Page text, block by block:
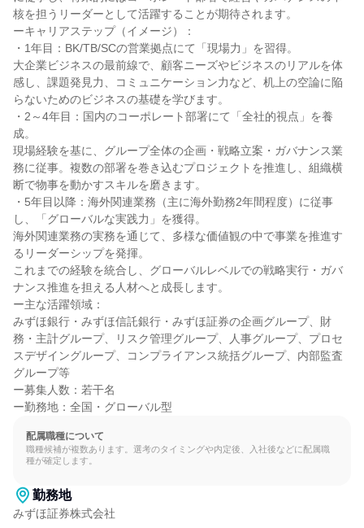
核を担うリーダーとして活躍することが期待されます。
ーキャリアステップ（イメージ）：
・1年目：BK/TB/SCの営業拠点にて「現場力」を習得。
大企業ビジネスの最前線で、顧客ニーズやビジネスのリアルを体
感し、課題発見力、コミュニケーション力など、机上の空論に陥
らないためのビジネスの基礎を学びます。
・2～4年目：国内のコーポレート部署にて「全社的視点」を養
成。
現場経験を基に、グループ全体の企画・戦略立案・ガバナンス業
務に従事。複数の部署を巻き込むプロジェクトを推進し、組織横
断で物事を動かすスキルを磨きます。
・5年目以降：海外関連業務（主に海外勤務2年間程度）に従事
し、「グローバルな実践力」を獲得。
海外関連業務の実務を通じて、多様な価値観の中で事業を推進す
るリーダーシップを発揮。
これまでの経験を統合し、グローバルレベルでの戦略実行・ガバ
ナンス推進を担える人材へと成長します。
ー主な活躍領域：
みずほ銀行・みずほ信託銀行・みずほ証券の企画グループ、財
務・主計グループ、リスク管理グループ、人事グループ、プロセ
スデザイングループ、コンプライアンス統括グループ、内部監査
グループ等
ー募集人数：若干名
ー勤務地：全国・グローバル型
配属職種について
職種候補が複数あります。選考のタイミングや内定後、入社後などに配属職
種が確定します。
勤務地
みずほ証券株式会社